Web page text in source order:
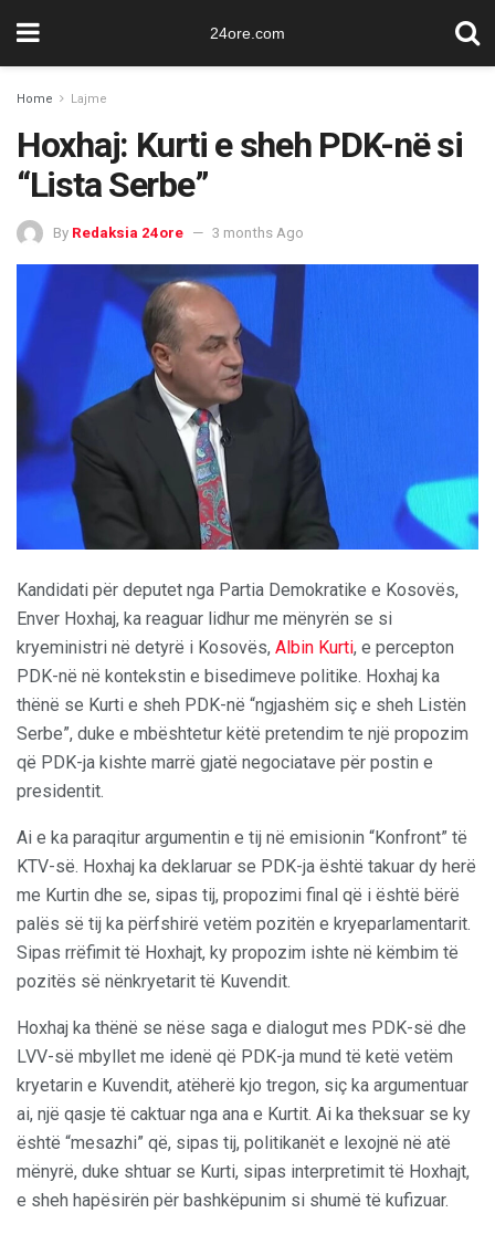
24ore.com
Home Lajme
Hoxhaj: Kurti e sheh PDK-në si
“Lista Serbe”
By Redaksia 24ore 3 months Ago
Kandidati për deputet nga Partia Demokratike e Kosovës,
Enver Hoxhaj, ka reaguar lidhur me mënyrën se si
kryeministri në detyrë i Kosovës, Albin Kurti, e percepton
PDK-në në kontekstin e bisedimeve politike. Hoxhaj ka
thënë se Kurti e sheh PDK-në “ngjashëm siç e sheh Listën
Serbe”, duke e mbështetur këtë pretendim te një propozim
që PDK-ja kishte marrë gjatë negociatave për postin e
presidentit.
Ai e ka paraqitur argumentin e tij në emisionin “Konfront” të
KTV-së. Hoxhaj ka deklaruar se PDK-ja është takuar dy herë
me Kurtin dhe se, sipas tij, propozimi final që i është bërë
palës së tij ka përfshirë vetëm pozitën e kryeparlamentarit.
Sipas rrëfimit të Hoxhajt, ky propozim ishte në këmbim të
pozitës së nënkryetarit të Kuvendit.
Hoxhaj ka thënë se nëse saga e dialogut mes PDK-së dhe
LVV-së mbyllet me idenë që PDK-ja mund të ketë vetëm
kryetarin e Kuvendit, atëherë kjo tregon, siç ka argumentuar
ai, një qasje të caktuar nga ana e Kurtit. Ai ka theksuar se ky
është “mesazhi” që, sipas tij, politikanët e lexojnë në atë
mënyrë, duke shtuar se Kurti, sipas interpretimit të Hoxhajt,
e sheh hapësirën për bashkëpunim si shumë të kufizuar.